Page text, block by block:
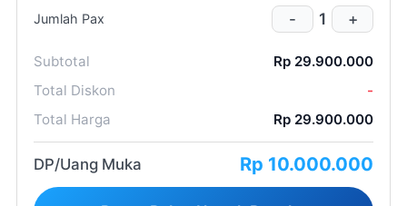
2 (dua)
minggu
Jumlah Pax - 1 +
Subtotal
Rp 29.900.000
Total Diskon
-
Total Harga
Rp 29.900.000
DP/Uang Muka Rp 10.000.000